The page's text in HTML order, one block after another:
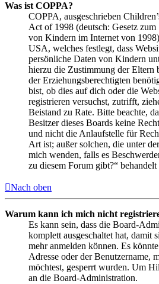
Was ist COPPA?
COPPA, ausgeschrieben
Act of 1998 (deutsch: Gesetz zum
von Kindern im Internet von
USA, welches festlegt, dass
persönliche Daten von Kindern
hierzu die Zustimmung der Eltern
der Erziehungsberechtigten
bist, ob dies auf dich oder die
registrieren versuchst, zutrifft,
Beistand zu Rate. Bitte beachte,
Besitzer dieses Boards keine
und nicht die Anlaufstelle für
Art ist; außer solchen, die unter
mich wenden, falls es
zu diesem Forum gibt?“ behandelt
Nach oben
Warum kann ich mich nicht
Es kann sein, dass die Board-
komplett ausgeschaltet hat, damit
mehr anmelden können. Es
Adresse oder der Benutzername,
möchtest, gesperrt wurden. Um
an die Board-Administration.